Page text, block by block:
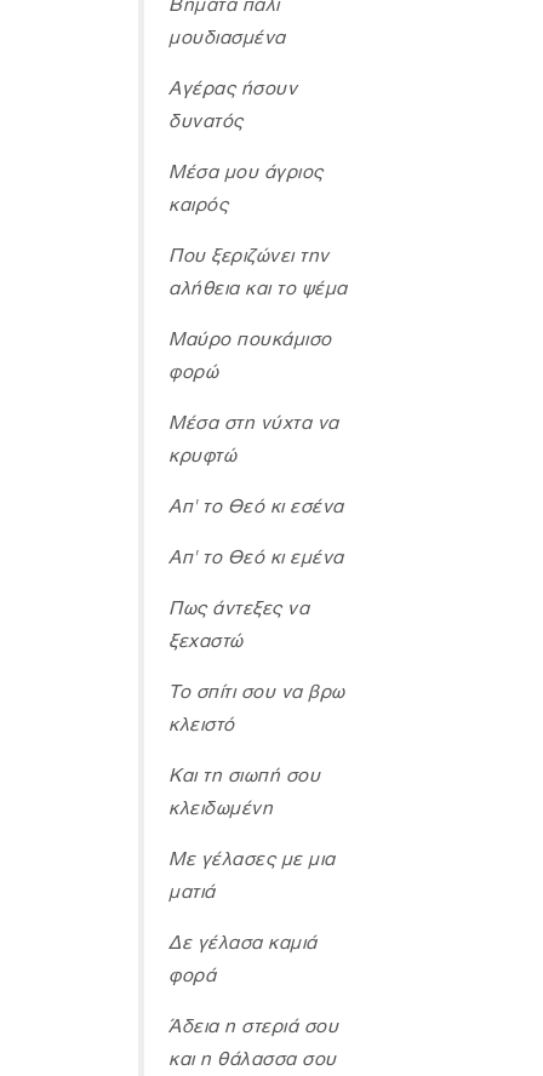
Βήματα πάλι
μουδιασμένα
Αγέρας ήσουν
δυνατός
Μέσα μου άγριος
καιρός
Που ξεριζώνει την
αλήθεια και το ψέμα
Μαύρο πουκάμισο
φορώ
Μέσα στη νύχτα να
κρυφτώ
Απ' το Θεό κι εσένα
Απ' το Θεό κι εμένα
Πως άντεξες να
ξεχαστώ
Το σπίτι σου να βρω
κλειστό
Και τη σιωπή σου
κλειδωμένη
Με γέλασες με μια
ματιά
Δε γέλασα καμιά
φορά
Άδεια η στεριά σου
και η θάλασσα σου